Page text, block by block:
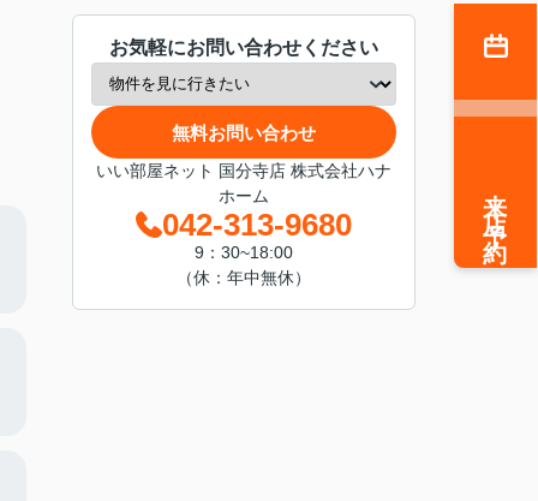
お気軽にお問い合わせください
無料お問い合わせ
いい部屋ネット 国分寺店 株式会社ハナ
ホーム
042-313-9680
9：30~18:00
（休：年中無休）
来店予約